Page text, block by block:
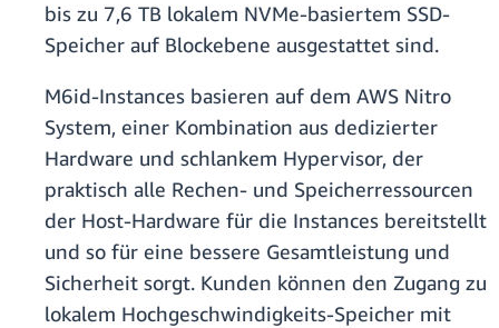
bis zu 7,6 TB lokalem NVMe-basiertem SSD-
Speicher auf Blockebene ausgestattet sind.
M6id-Instances basieren auf dem AWS Nitro
System, einer Kombination aus dedizierter
Hardware und schlankem Hypervisor, der
praktisch alle Rechen- und Speicherressourcen
der Host-Hardware für die Instances bereitstellt
und so für eine bessere Gesamtleistung und
Sicherheit sorgt. Kunden können den Zugang zu
lokalem Hochgeschwindigkeits-Speicher mit